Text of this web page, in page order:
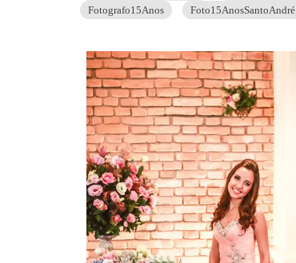
Fotografo15Anos
Foto15AnosSantoAndré